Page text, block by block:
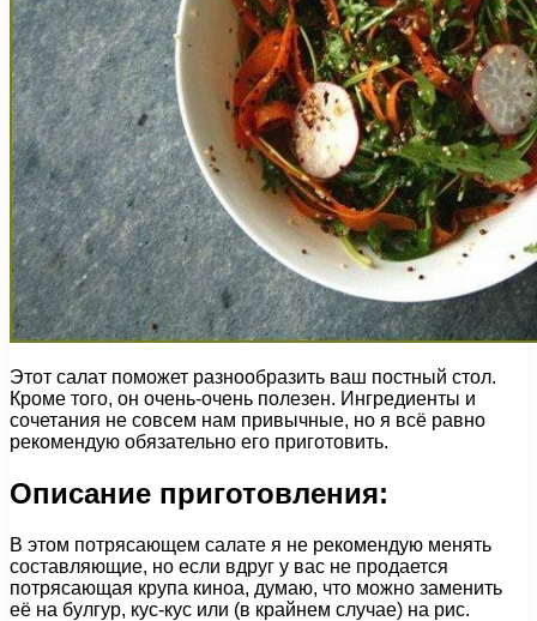
Этот салат поможет разнообразить ваш постный стол.
Кроме того, он очень-очень полезен. Ингредиенты и
сочетания не совсем нам привычные, но я всё равно
рекомендую обязательно его приготовить.
Описание приготовления:
В этом потрясающем салате я не рекомендую менять
составляющие, но если вдруг у вас не продается
потрясающая крупа киноа, думаю, что можно заменить
её на булгур, кус-кус или (в крайнем случае) на рис.